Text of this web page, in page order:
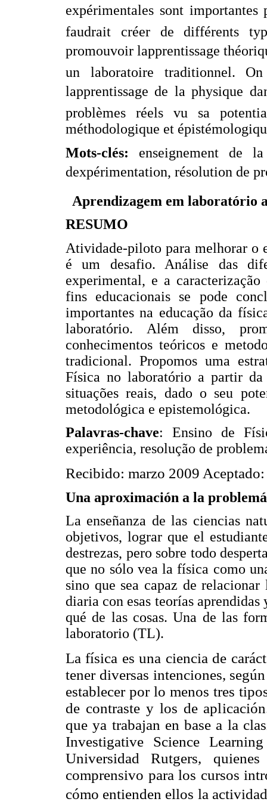
expérimentales sont importantes
faudrait créer de différents
promouvoir lapprentissage
un laboratoire traditionnel.
lapprentissage de la physique
problèmes réels vu sa
méthodologique et
Mots-clés: enseignement de
dexpérimentation, résolution de
Aprendizagem em laboratório
RESUMO
Atividade-piloto para melhorar o
é um desafio. Análise das
experimental, e a
fins educacionais se pode
importantes na educação da
laboratório. Além disso,
conhecimentos teóricos e
tradicional. Propomos uma
Física no laboratório a partir da
situações reais, dado o seu
metodológica e epistemológica.
Palavras-chave: Ensino de
experiência, resolução de
Recibido: marzo 2009
Una aproximación a la
La enseñanza de las ciencias
objetivos, lograr que el
destrezas, pero sobre todo
que no sólo vea la física como
sino que sea capaz de
diaria con esas teorías
qué de las cosas. Una de las
laboratorio (TL).
La física es una ciencia de
tener diversas intenciones,
establecer por lo menos tres
de contraste y los de
que ya trabajan en base a la
Investigative Science
Universidad Rutgers,
comprensivo para los cursos
cómo entienden ellos la